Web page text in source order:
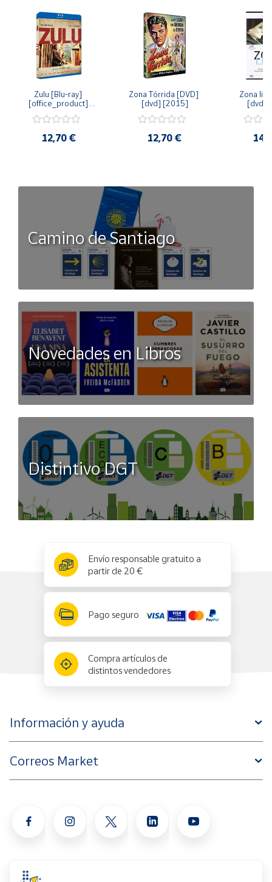
Zulu [Blu-ray]
[office_product]
12,70 €
Zona Tórrida [DVD]
[dvd] [2015]
12,70 €
Zona
[dvd]
Camino de Santiago
Novedades en Libros
Distintivo DGT
Envío responsable gratuito a
partir de 20 €
Pago seguro
Compra artículos de
distintos vendedores
Información y ayuda
Correos Market